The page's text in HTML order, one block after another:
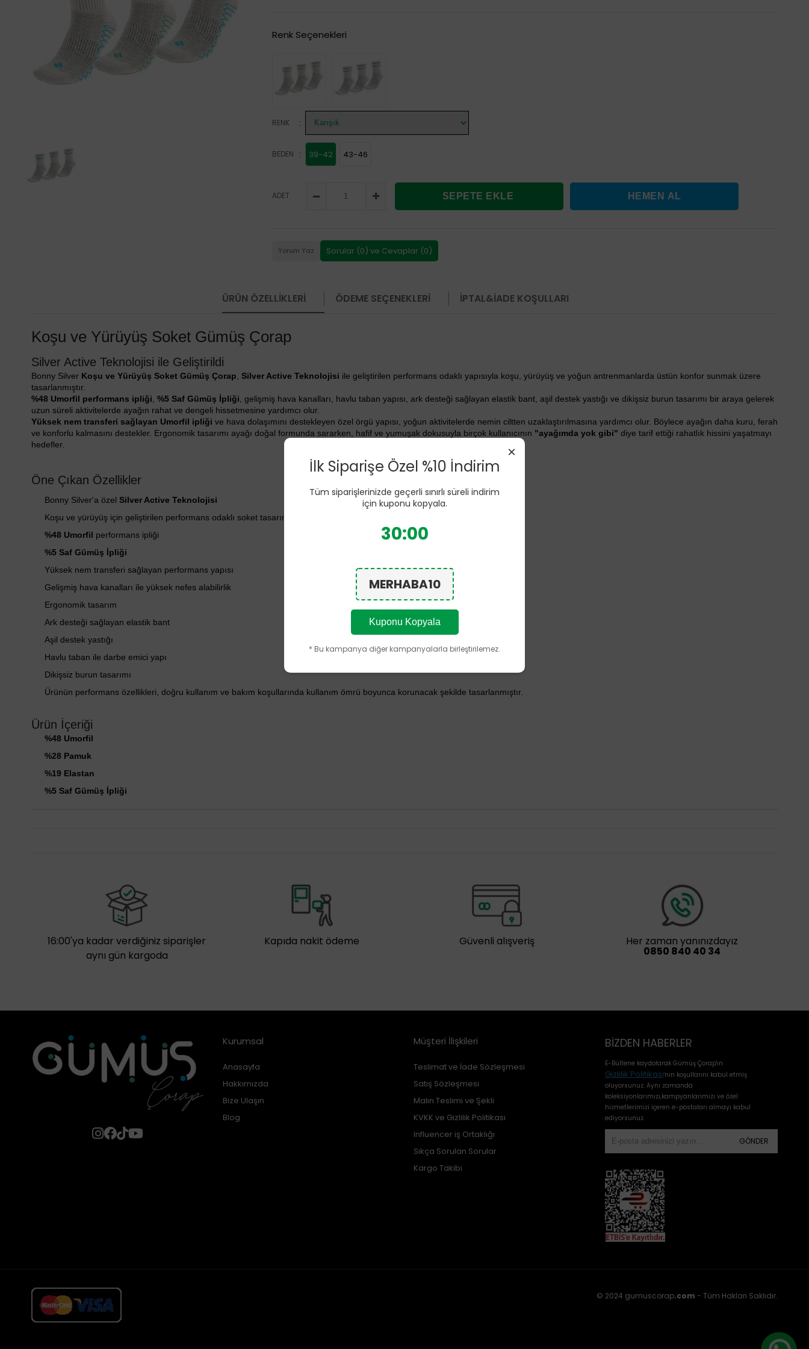
Renk Seçenekleri
RENK :
BEDEN : 39-42 43-46
ADET
Yorum Yaz Sorular (0) ve Cevaplar (0)
ÜRÜN ÖZELLIKLERI ÖDEME SEÇENEKLERI İPTAL&İADE KOŞULLARI
Koşu ve Yürüyüş Soket Gümüş Çorap
Silver Active Teknolojisi ile Geliştirildi
Bonny Silver Koşu ve Yürüyüş Soket Gümüş Çorap Silver Active Teknolojisi ile geliştirilen performans odaklı yapısıyla koşu, yürüyüş ve yoğun antrenmanlarda üstün konfor sunmak üzere
tasarlanmıştır.
%48 Umorfil performans ipliği %5 Saf Gümüş İpliği , gelişmiş hava kanalları, havlu taban yapısı, ark desteği sağlayan elastik bant, aşil destek yastığı ve dikişsiz burun tasarımı bir araya gelerek
uzun süreli aktivitelerde ayağın rahat ve dengeli hissetmesine yardımcı olur.
Yüksek nem transferi sağlayan Umorfil ipliği ve hava dolaşımını destekleyen özel örgü yapısı, yoğun aktivitelerde nemin ciltten uzaklaştırılmasına yardımcı olur. Böylece ayağın daha kuru, ferah
ve konforlu kalmasını destekler. Ergonomik tasarımı ayağı doğal formunda sararken, hafif ve yumuşak dokusuyla birçok kullanıcının "ayağımda yok gibi" diye tarif ettiği rahatlık hissini yaşatmayı
hedefler.
Öne Çıkan Özellikler
Bonny Silver'a özel Silver Active Teknolojisi
Koşu ve yürüyüş için geliştirilen performans odaklı soket tasarım
%48 Umorfil performans ipliği
%5 Saf Gümüş İpliği
Yüksek nem transferi sağlayan performans yapısı
Gelişmiş hava kanalları ile yüksek nefes alabilirlik
Ergonomik tasarım
Ark desteği sağlayan elastik bant
Aşil destek yastığı
Havlu taban ile darbe emici yapı
Dikişsiz burun tasarımı
Ürünün performans özellikleri, doğru kullanım ve bakım koşullarında kullanım ömrü boyunca korunacak şekilde tasarlanmıştır.
Ürün İçeriği
%48 Umorfil
%28 Pamuk
%19 Elastan
%5 Saf Gümüş İpliği
16:00'ya kadar verdiğiniz siparişler
aynı gün kargoda
Kapıda nakit ödeme Güvenli alışveriş Her zaman yanınızdayız
0850 840 40 34
Kurumsal
Anasayfa
Hakkımızda
Bize Ulaşın
Blog
Müşteri İlişkileri
Teslimat ve İade Sözleşmesi
Satış Sözleşmesi
Malın Teslimi ve Şekli
KVKK ve Gizlilik Politikası
Influencer iş Ortaklığı
Sıkça Sorulan Sorular
Kargo Takibi
BIZDEN HABERLER
E-Bültene kaydolarak Gümüş Çorap'ın
Gizlilik Politikası'nın koşullarını kabul etmiş
oluyorsunuz. Aynı zamanda
koleksiyonlarımızı,kampyanlarımızı ve özel
hizmetlerimizi içeren e-postaları almayı kabul
ediyorsunuz.
GÖNDER
© 2024 gumuscorap.com - Tüm Hakları Saklıdır.
×
İlk Siparişe Özel %10 İndirim
Tüm siparişlerinizde geçerli sınırlı süreli indirim
için kuponu kopyala.
30:00
MERHABA10
Kuponu Kopyala
* Bu kampanya diğer kampanyalarla birleştirilemez.